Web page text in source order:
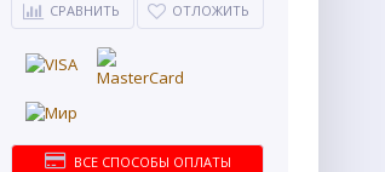
СРАВНИТЬ ОТЛОЖИТЬ
ВСЕ СПОСОБЫ ОПЛАТЫ